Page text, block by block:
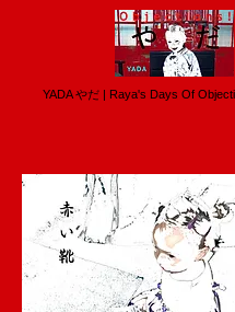
YADA やだ | Raya's Days Of